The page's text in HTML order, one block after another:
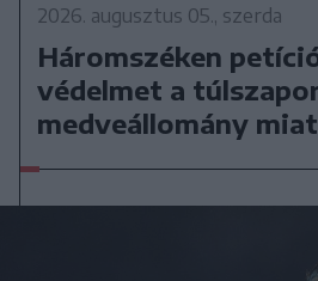
2026. augusztus 05., szerda
Háromszéken
védelmet a
medveállomány